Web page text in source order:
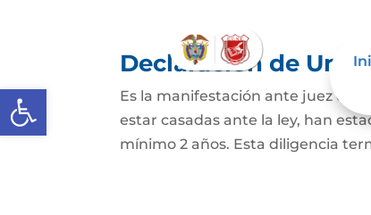
Abrir barra de herramientas
Declaración de
Es la manifestación ante juez o
estar casadas ante la ley, han
mínimo 2 años. Esta diligencia